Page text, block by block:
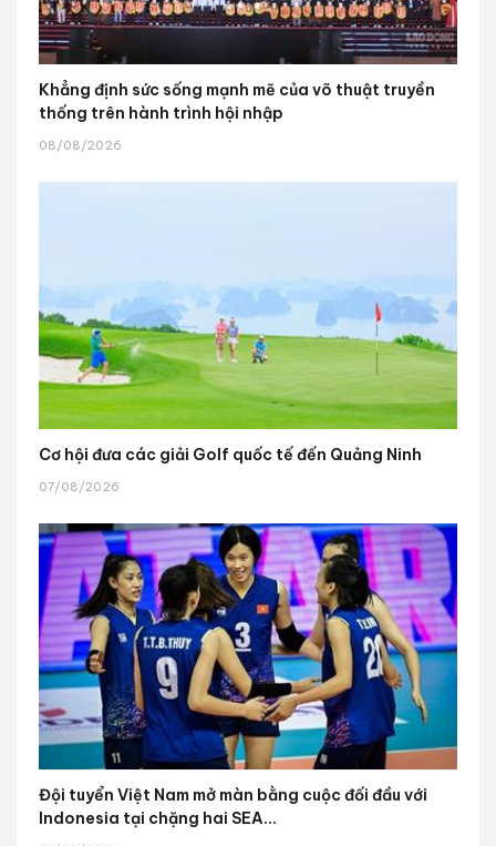
Khẳng định sức sống mạnh mẽ của võ thuật truyền
thống trên hành trình hội nhập
08/08/2026
Cơ hội đưa các giải Golf quốc tế đến Quảng Ninh
07/08/2026
Đội tuyển Việt Nam mở màn bằng cuộc đối đầu với
Indonesia tại chặng hai SEA...